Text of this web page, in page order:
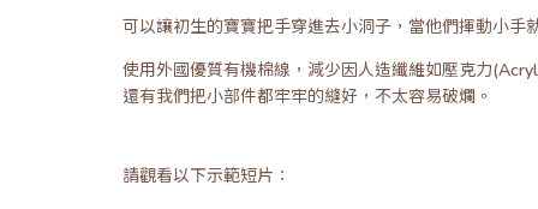
可以讓初生的寶寶把手穿進去小洞子，當他們揮動小手
使用外國優質有機棉線，減少因人造纖維如壓克力
還有我們把小部件都牢牢的縫好，不太容易破爛。
請觀看以下示範短片：